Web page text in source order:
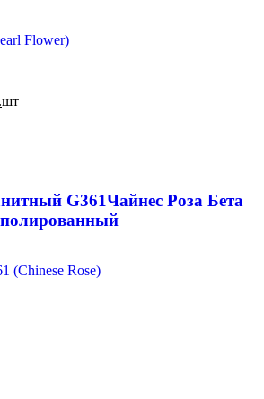
Flower)
шт
G361Чайнес Роза Бета
(Chinese Rose)